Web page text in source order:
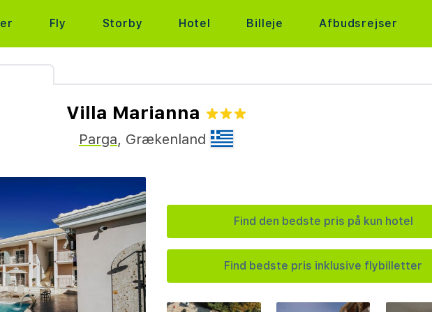
Fly Storby Hotel Billeje Afbudsrejser
Villa Marianna
Parga, Grækenland
Find den bedste pris på kun hotel
Find bedste pris inklusive flybilletter